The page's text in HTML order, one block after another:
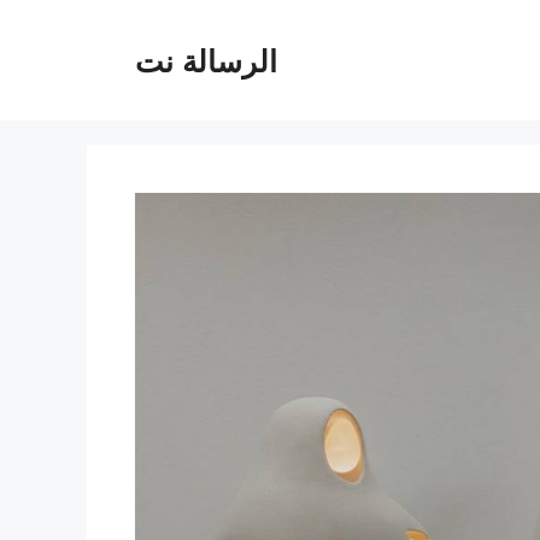
الرسالة نت